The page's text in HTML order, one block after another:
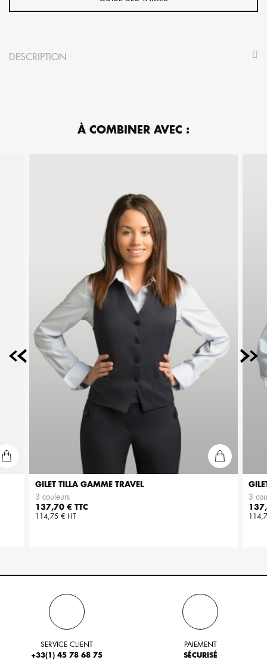
DESCRIPTION
À COMBINER AVEC :
GILET TILLA GAMME TRAVEL
3 couleurs
Prix
137,70 € TTC
114,75 € HT
3
Prix
SERVICE CLIENT
+33(1) 45 78 68 75
PAIEMENT
SÉCURISÉ